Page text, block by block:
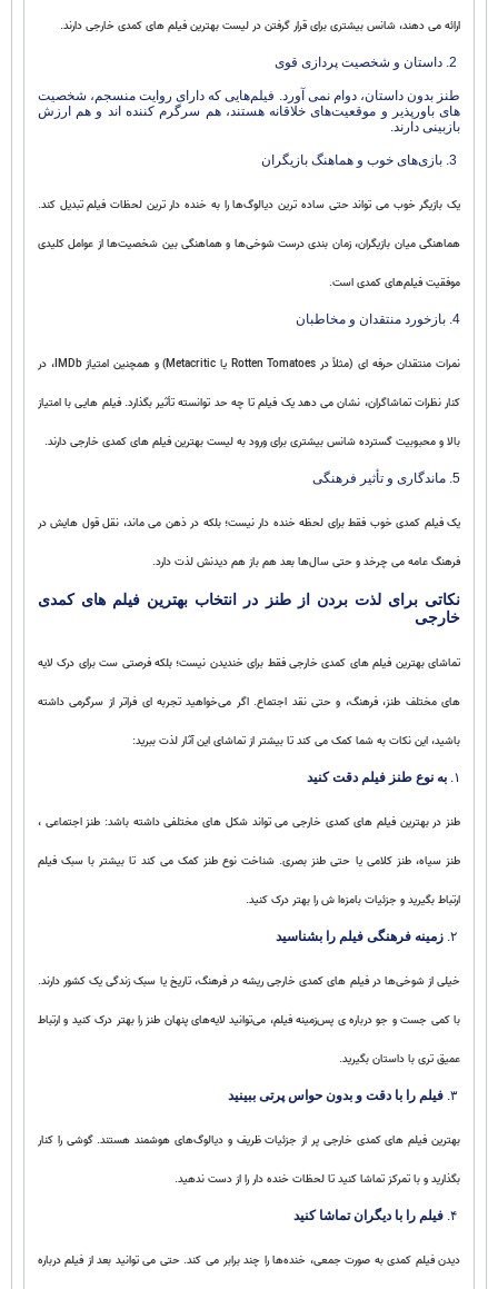
ارائه می‌ دهند، شانس بیشتری برای قرار گرفتن در لیست بهترین فیلم های کمدی خارجی دارند.
طنز بدون داستان، دوام نمی‌ آورد. فیلم‌هایی که دارای روایت منسجم، شخصیت‌
های باورپذیر و موقعیت‌های خلاقانه هستند، هم سرگرم‌ کننده‌ اند و هم ارزش
بازبینی دارند.
یک بازیگر خوب می‌ تواند حتی ساده‌ ترین دیالوگ‌ها را به خنده‌ دار ترین لحظات فیلم تبدیل کند.
هماهنگی میان بازیگران، زمان‌ بندی درست شوخی‌ها و هماهنگی بین شخصیت‌ها از عوامل کلیدی
موفقیت فیلم‌های کمدی است.
4. بازخورد منتقدان و مخاطبان
نمرات منتقدان حرفه‌ ای (مثلاً در Rotten Tomatoes یا Metacritic) و همچنین امتیاز IMDb، در
کنار نظرات تماشاگران، نشان می‌ دهد یک فیلم تا چه حد توانسته تأثیر بگذارد. فیلم‌ هایی با امتیاز
بالا و محبوبیت گسترده شانس بیشتری برای ورود به لیست بهترین فیلم های کمدی خارجی دارند.
5. ماندگاری و تأثیر فرهنگی
یک فیلم کمدی خوب فقط برای لحظه خنده‌ دار نیست؛ بلکه در ذهن می‌ ماند، نقل‌ قول‌ هایش در
فرهنگ عامه می‌ چرخد و حتی سال‌ها بعد هم باز هم دیدنش لذت دارد.
نکاتی برای لذت بردن از طنز در انتخاب بهترین فیلم‌ های کمدی
خارجی
تماشای بهترین فیلم‌ های کمدی خارجی فقط برای خندیدن نیست؛ بلکه فرصتی‌ ست برای درک لایه‌
های مختلف طنز، فرهنگ، و حتی نقد اجتماع. اگر می‌خواهید تجربه‌ ای فراتر از سرگرمی داشته
باشید، این نکات به شما کمک می‌ کند تا بیشتر از تماشای این آثار لذت ببرید:
۱. به نوع طنز فیلم دقت کنید
طنز در بهترین فیلم‌ های کمدی خارجی می‌ تواند شکل‌ های مختلفی داشته باشد: طنز اجتماعی ،
طنز سیاه، طنز کلامی یا حتی طنز بصری. شناخت نوع طنز کمک می‌ کند تا بیشتر با سبک فیلم
ارتباط بگیرید و جزئیات بامزه‌ا ش را بهتر درک کنید.
زمینه فرهنگی فیلم را بشناسید
خیلی از شوخی‌ها در فیلم‌ های کمدی خارجی ریشه در فرهنگ، تاریخ یا سبک زندگی یک کشور دارند.
با کمی جست‌ و جو درباره‌ ی پس‌زمینه فیلم، می‌توانید لایه‌های پنهان طنز را بهتر درک کنید و ارتباط
عمیق‌ تری با داستان بگیرید.
فیلم را با دقت و بدون حواس‌ پرتی ببینید
بهترین فیلم‌ های کمدی خارجی پر از جزئیات ظریف و دیالوگ‌های هوشمند هستند. گوشی را کنار
بگذارید و با تمرکز تماشا کنید تا لحظات خنده‌ دار را از دست ندهید.
فیلم را با دیگران تماشا کنید
دیدن فیلم کمدی به صورت جمعی، خنده‌ها را چند برابر می‌ کند. حتی می‌ توانید بعد از فیلم درباره